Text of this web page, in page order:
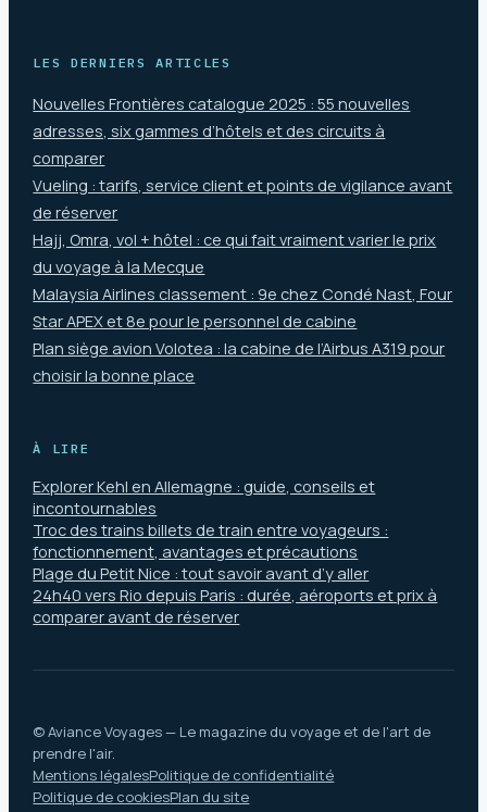
LES DERNIERS ARTICLES
Nouvelles Frontières catalogue 2025 : 55 nouvelles
adresses, six gammes d’hôtels et des circuits à
comparer
Vueling : tarifs, service client et points de vigilance avant
de réserver
Hajj, Omra, vol + hôtel : ce qui fait vraiment varier le prix
du voyage à la Mecque
Malaysia Airlines classement : 9e chez Condé Nast, Four
Star APEX et 8e pour le personnel de cabine
Plan siège avion Volotea : la cabine de l’Airbus A319 pour
choisir la bonne place
À LIRE
Explorer Kehl en Allemagne : guide, conseils et
incontournables
Troc des trains billets de train entre voyageurs :
fonctionnement, avantages et précautions
Plage du Petit Nice : tout savoir avant d’y aller
24h40 vers Rio depuis Paris : durée, aéroports et prix à
comparer avant de réserver
© Aviance Voyages — Le magazine du voyage et de l'art de
prendre l'air.
Mentions légalesPolitique de confidentialité
Politique de cookiesPlan du site